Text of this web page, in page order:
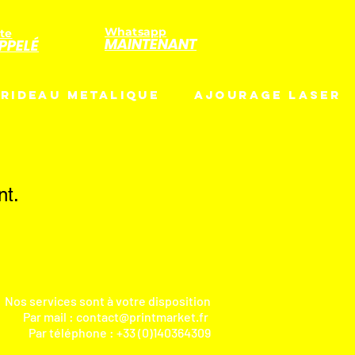
Whatsapp
MAINTENANT
RIDEAU METALIQUE AJOURAGE LASER
Nos services sont à votre disposition
Par mail : contact@printmarket.fr
Par téléphone : +33 (0)140364309